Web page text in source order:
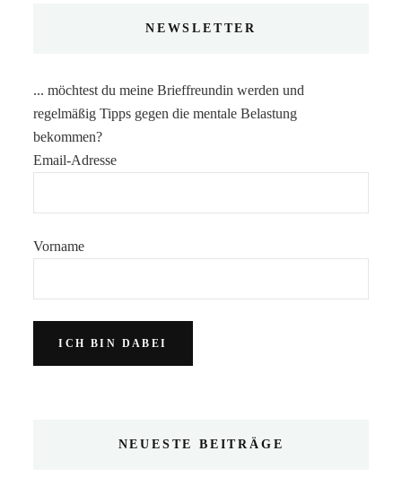
NEWSLETTER
... möchtest du meine Brieffreundin werden und
regelmäßig Tipps gegen die mentale Belastung
bekommen?
Email-Adresse
Vorname
NEUESTE BEITRÄGE